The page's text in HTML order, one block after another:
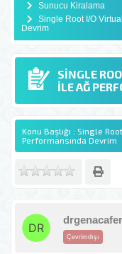
Sunucu Kiralama
Single Root I/O
Devrim
SINGLE
ILE AĞ
Konu Başlığı : Single
Performansında Devrim
Çevrimdışı
drgenacafer